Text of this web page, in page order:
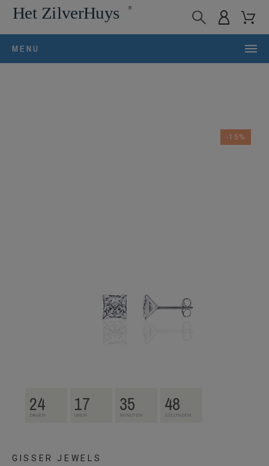
MENU
-15%
24
DAGEN 17
UREN 35
MINUTEN 48
SECONDEN
GISSER JEWELS